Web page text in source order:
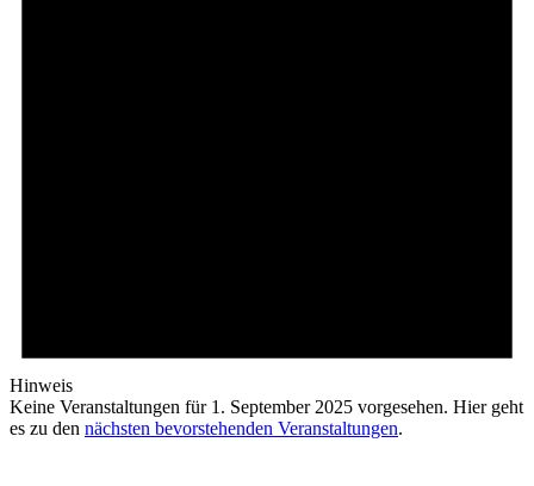
Hinweis
Keine Veranstaltungen für 1. September 2025 vorgesehen. Hier geht
es zu den nächsten bevorstehenden Veranstaltungen.